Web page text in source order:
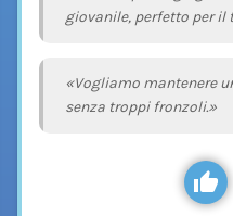
giovanile, perfetto per il
«Vogliamo mantenere
senza troppi fronzoli.»